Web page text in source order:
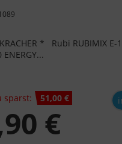
* Rubi RUBIMIX
ENERGY...
sparst: 51,00 €
€